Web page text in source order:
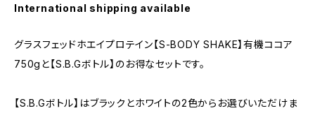
International shipping available
グラスフェッドホエイプロテイン【S-BODY SHAKE】有機ココア
750gと【S.B.Gボトル】のお得なセットです。
【S.B.Gボトル】はブラックとホワイトの2色からお選びいただけま